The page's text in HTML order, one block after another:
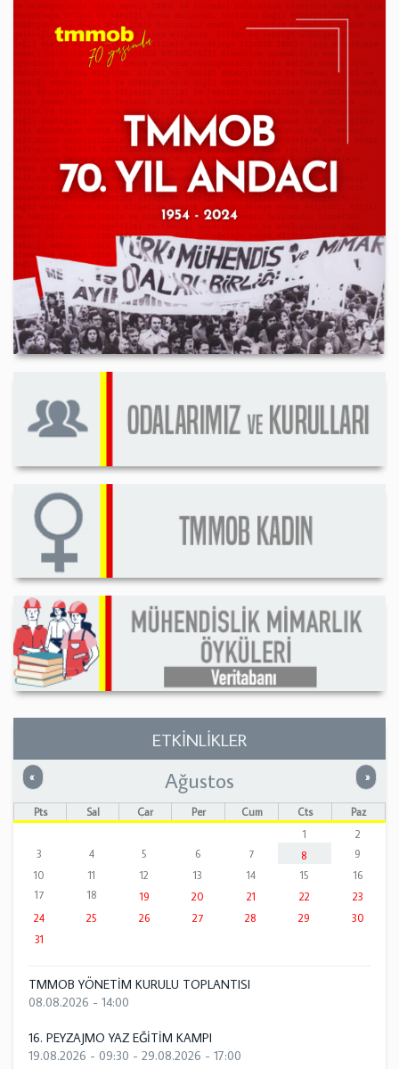
ETKİNLİKLER
« Önceki »
Ağustos
Pts Sal Çar Per Cum Cts
Paz
1
2
3
4 5 6 7 8
9
10
11 12 13 14 15
16
17
18 19 20 21 22
23
24
25 26 27 28 29
30
31
TMMOB YÖNETİM KURULU TOPLANTISI
08.08.2026 - 14:00
16. PEYZAJMO YAZ EĞİTİM KAMPI
19.08.2026 - 09:30 - 29.08.2026 - 17:00